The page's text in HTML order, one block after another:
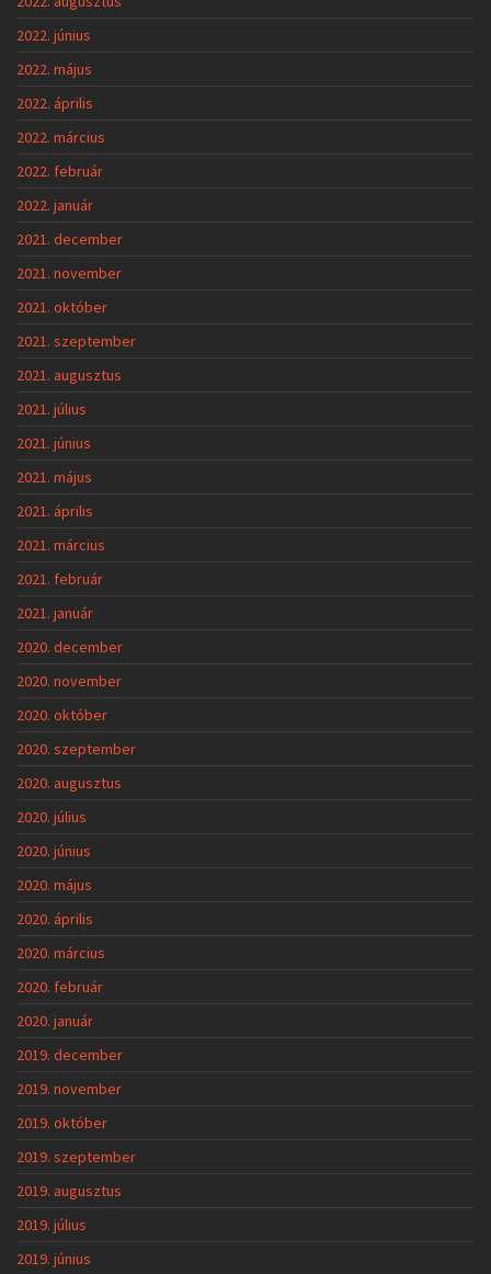
2022. június
2022. május
2022. április
2022. március
2022. február
2022. január
2021. december
2021. november
2021. október
2021. szeptember
2021. augusztus
2021. július
2021. június
2021. május
2021. április
2021. március
2021. február
2021. január
2020. december
2020. november
2020. október
2020. szeptember
2020. augusztus
2020. július
2020. június
2020. május
2020. április
2020. március
2020. február
2020. január
2019. december
2019. november
2019. október
2019. szeptember
2019. augusztus
2019. július
2019. június